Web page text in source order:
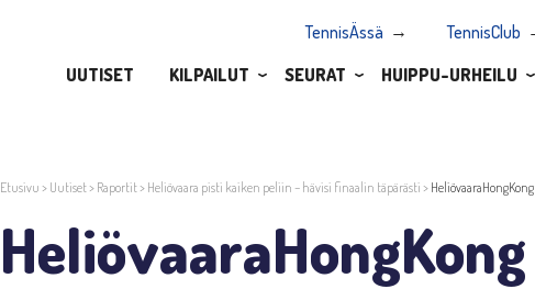
TennisÄssä TennisClub
UUTISET
KILPAILUT SEURAT HUIPPU-URHEILU
Etusivu > Uutiset> Raportit> Heliövaara pisti kaiken peliin – hävisi finaalin täpärästi > HeliövaaraHongKong
HeliövaaraHongKong